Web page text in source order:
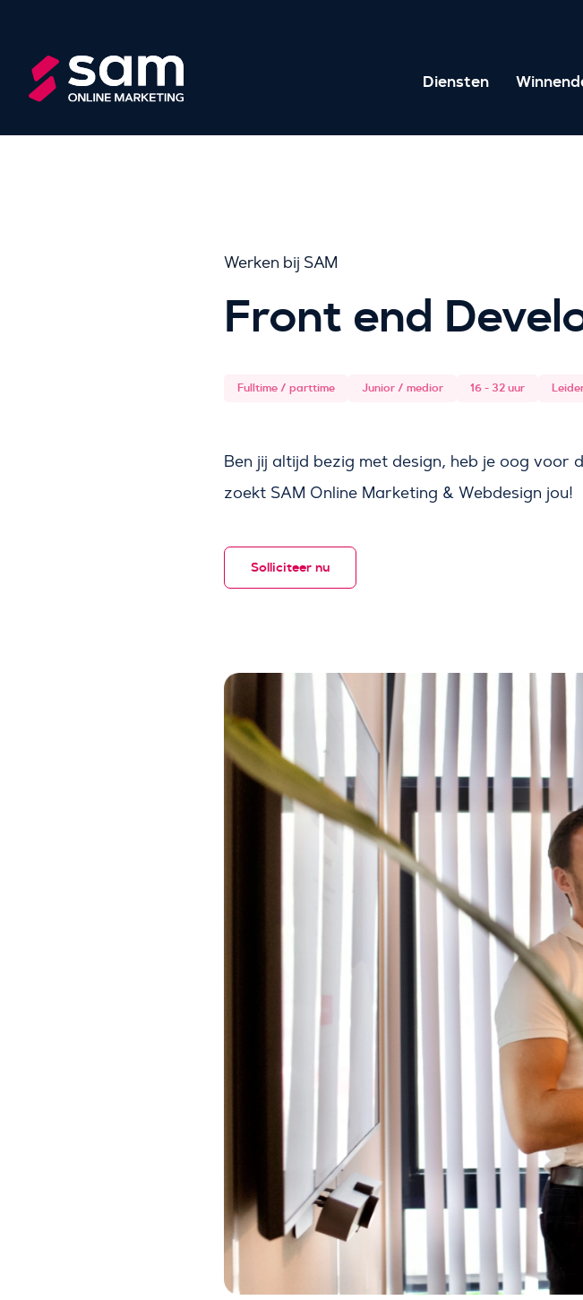
Diensten
Werken bij SAM
Front end
Fulltime / parttime Junior / medior 16 - 32 uur
Ben jij altijd bezig met design, heb je oog voor
zoekt SAM Online Marketing & Webdesign jou!
Solliciteer nu